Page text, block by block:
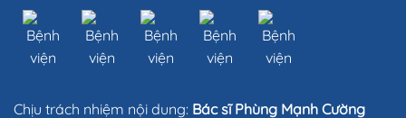
Chịu trách nhiệm nội dung: Bác sĩ Phùng Mạnh Cường